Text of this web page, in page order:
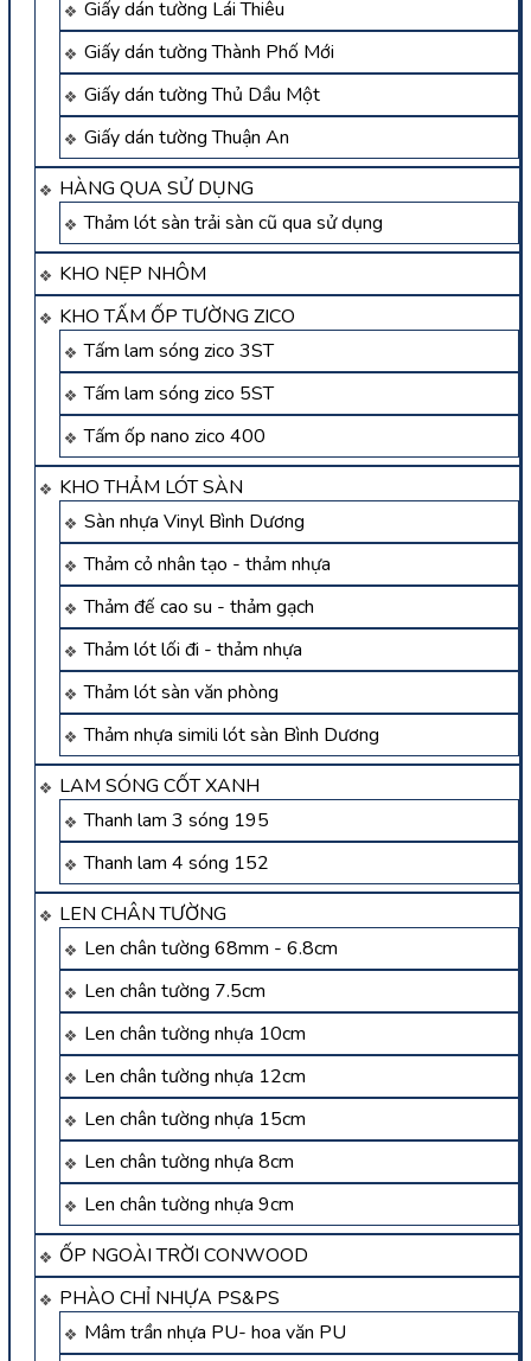
Giấy dán tường Lái Thiêu
Giấy dán tường Thành Phố Mới
Giấy dán tường Thủ Dầu Một
Giấy dán tường Thuận An
HÀNG QUA SỬ DỤNG
Thảm lót sàn trải sàn cũ qua sử dụng
KHO NẸP NHÔM
KHO TẤM ỐP TƯỜNG ZICO
Tấm lam sóng zico 3ST
Tấm lam sóng zico 5ST
Tấm ốp nano zico 400
KHO THẢM LÓT SÀN
Sàn nhựa Vinyl Bình Dương
Thảm cỏ nhân tạo - thảm nhựa
Thảm đế cao su - thảm gạch
Thảm lót lối đi - thảm nhựa
Thảm lót sàn văn phòng
Thảm nhựa simili lót sàn Bình Dương
LAM SÓNG CỐT XANH
Thanh lam 3 sóng 195
Thanh lam 4 sóng 152
LEN CHÂN TƯỜNG
Len chân tường 68mm - 6.8cm
Len chân tường 7.5cm
Len chân tường nhựa 10cm
Len chân tường nhựa 12cm
Len chân tường nhựa 15cm
Len chân tường nhựa 8cm
Len chân tường nhựa 9cm
ỐP NGOÀI TRỜI CONWOOD
PHÀO CHỈ NHỰA PS&PS
Mâm trần nhựa PU- hoa văn PU